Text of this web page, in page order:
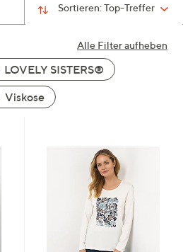
Sortieren:Top-Treffer
Alle Filter aufheben
LOVELY SISTERS®
Viskose